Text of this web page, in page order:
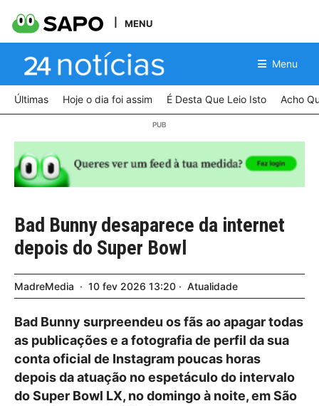
MENU
Menu
Últimas Hoje o dia foi assim É Desta Que Leio Isto Acho
Bad Bunny desaparece da internet
depois do Super Bowl
MadreMedia 10 fev 2026 13:20 Atualidade
Bad Bunny surpreendeu os fãs ao apagar todas
as publicações e a fotografia de perfil da sua
conta oficial de Instagram poucas horas
depois da atuação no espetáculo do intervalo
do Super Bowl LX, no domingo à noite, em São